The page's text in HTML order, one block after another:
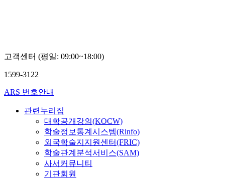
고객센터 (평일: 09:00~18:00)
1599-3122
ARS 번호안내
관련누리집
대학공개강의(KOCW)
학술정보통계시스템(Rinfo)
외국학술지지원센터(FRIC)
학술관계분석서비스(SAM)
사서커뮤니티
기관회원